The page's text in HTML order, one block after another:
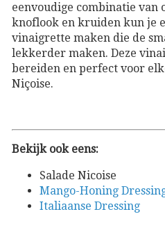
eenvoudige combinatie van
knoflook en kruiden kun je
vinaigrette maken die de
lekkerder maken. Deze
bereiden en perfect voor
Niçoise.
Bekijk ook eens:
Salade Nicoise
Mango-Honing
Italiaanse Dressing